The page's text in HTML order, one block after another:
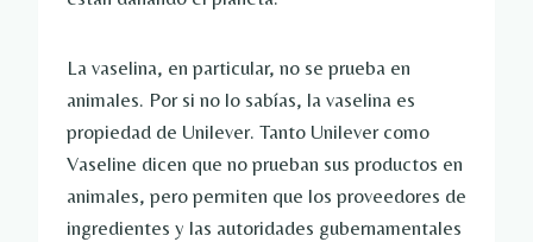
La vaselina, en particular, no se prueba en
animales. Por si no lo sabías, la vaselina es
propiedad de Unilever. Tanto Unilever como
Vaseline dicen que no prueban sus productos en
animales, pero permiten que los proveedores de
ingredientes y las autoridades gubernamentales